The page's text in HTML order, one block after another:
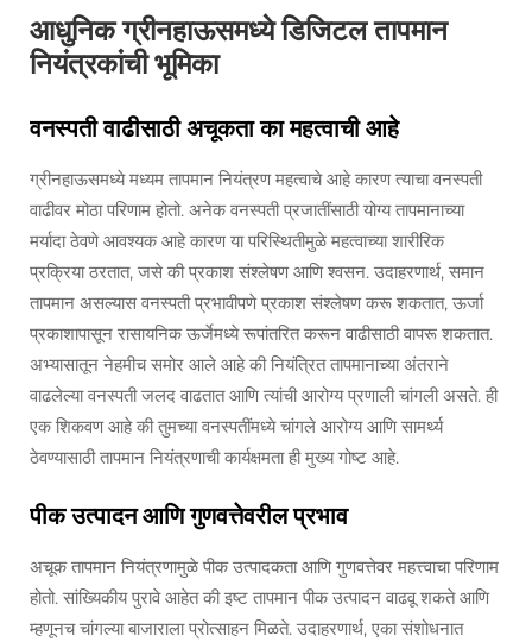
आधुनिक ग्रीनहाऊसमध्ये डिजिटल तापमान
नियंत्रकांची भूमिका
वनस्पती वाढीसाठी अचूकता का महत्वाची आहे
ग्रीनहाऊसमध्ये मध्यम तापमान नियंत्रण महत्वाचे आहे कारण त्याचा वनस्पती
वाढीवर मोठा परिणाम होतो. अनेक वनस्पती प्रजातींसाठी योग्य तापमानाच्या
मर्यादा ठेवणे आवश्यक आहे कारण या परिस्थितीमुळे महत्वाच्या शारीरिक
प्रक्रिया ठरतात, जसे की प्रकाश संश्लेषण आणि श्वसन. उदाहरणार्थ, समान
तापमान असल्यास वनस्पती प्रभावीपणे प्रकाश संश्लेषण करू शकतात, ऊर्जा
प्रकाशापासून रासायनिक ऊर्जेमध्ये रूपांतरित करून वाढीसाठी वापरू शकतात.
अभ्यासातून नेहमीच समोर आले आहे की नियंत्रित तापमानाच्या अंतराने
वाढलेल्या वनस्पती जलद वाढतात आणि त्यांची आरोग्य प्रणाली चांगली असते. ही
एक शिकवण आहे की तुमच्या वनस्पतींमध्ये चांगले आरोग्य आणि सामर्थ्य
ठेवण्यासाठी तापमान नियंत्रणाची कार्यक्षमता ही मुख्य गोष्ट आहे.
पीक उत्पादन आणि गुणवत्तेवरील प्रभाव
अचूक तापमान नियंत्रणामुळे पीक उत्पादकता आणि गुणवत्तेवर महत्त्वाचा परिणाम
होतो. सांख्यिकीय पुरावे आहेत की इष्ट तापमान पीक उत्पादन वाढवू शकते आणि
म्हणूनच चांगल्या बाजाराला प्रोत्साहन मिळते. उदाहरणार्थ, एका संशोधनात